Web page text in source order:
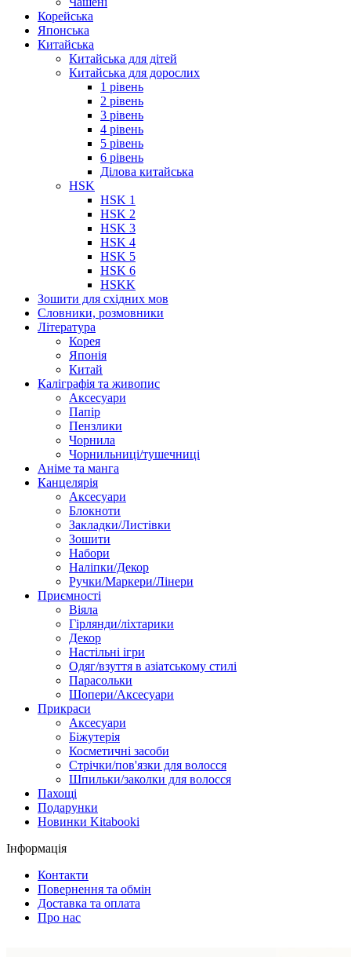
Корейська
Японська
Китайська
Китайська для дітей
Китайська для дорослих
1 рівень
2 рівень
3 рівень
4 рівень
5 рівень
6 рівень
Ділова китайська
HSK
HSK 1
HSK 2
HSK 3
HSK 4
HSK 5
HSK 6
HSKK
Зошити для східних мов
Словники, розмовники
Література
Корея
Японія
Китай
Каліграфія та живопис
Аксесуари
Папір
Пензлики
Чорнила
Чорнильниці/тушечниці
Аніме та манга
Канцелярія
Аксесуари
Блокноти
Закладки/Листівки
Зошити
Набори
Наліпки/Декор
Ручки/Маркери/Лінери
Приємності
Віяла
Гірлянди/ліхтарики
Декор
Настільні ігри
Одяг/взуття в азіатському стилі
Парасольки
Шопери/Аксесуари
Прикраси
Аксесуари
Біжутерія
Косметичні засоби
Стрічки/пов'язки для волосся
Шпильки/заколки для волосся
Пахощі
Подарунки
Новинки Kitabooki
Інформація
Контакти
Повернення та обмін
Доставка та оплата
Про нас